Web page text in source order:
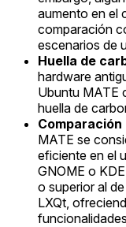
aumento en el
comparación
escenarios de
Huella de
hardware
Ubuntu MATE
huella de
MATE se
eficiente en el
GNOME o
o superior al
LXQt,